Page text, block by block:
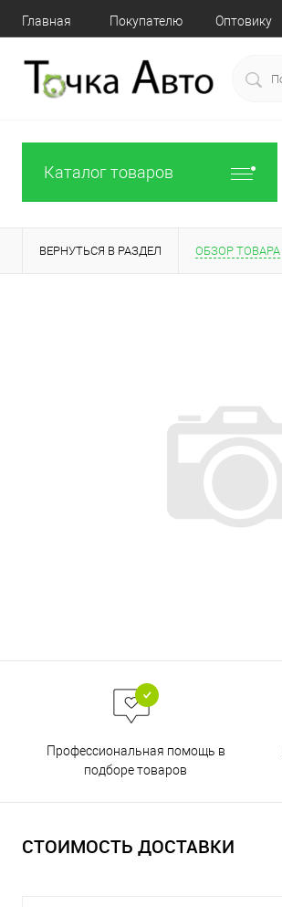
Главная Покупателю Оптовику
Каталог товаров
ВЕРНУТЬСЯ В РАЗДЕЛ ОБЗОР ТОВАРА
Профессиональная помощь в
подборе товаров
СТОИМОСТЬ ДОСТАВКИ